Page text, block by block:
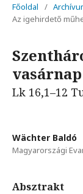
Főoldal /
Az igehirdető
vasárnap
Lk 16,1–12
Wächter Baldó
Magyarországi
Absztrakt